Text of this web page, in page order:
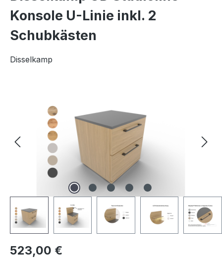
Konsole U-Linie inkl. 2
Schubkästen
Disselkamp
Regulärer Preis:
523,00 €